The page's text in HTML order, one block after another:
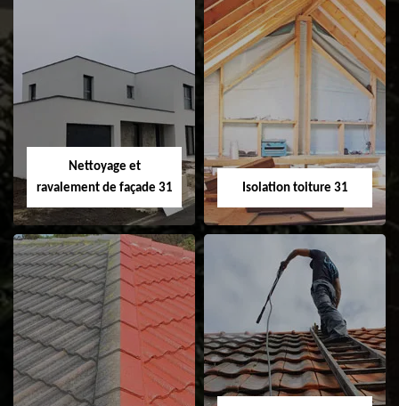
Pose et
changement de
fenêtre de toit et
Velux 31
Nettoyage et pose
Nettoyage et
ravalement de façade 31
Nettoyage et
ravalement de
façade 31
Isolation toiture 31
Isolation toiture 31